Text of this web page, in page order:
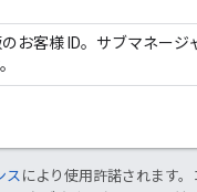
お客様 ID。サブマネージ
ス により使用許諾されます